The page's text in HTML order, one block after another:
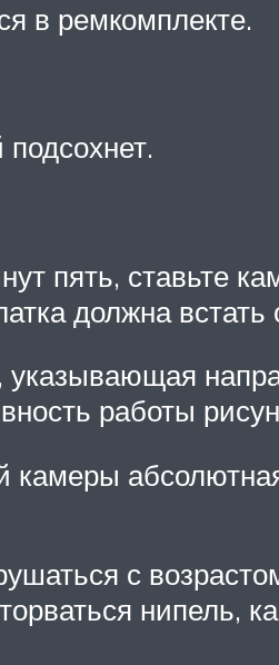
в ремкомплекте.
пять, ставьте
должна встать
указывающая
работы
камеры
с
нипель,